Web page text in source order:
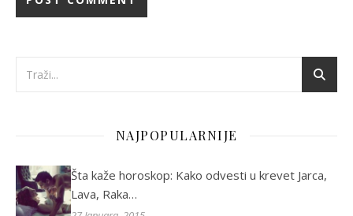
NAJPOPULARNIJE
Šta kaže horoskop: Kako odvesti u krevet Jarca,
Lava, Raka…